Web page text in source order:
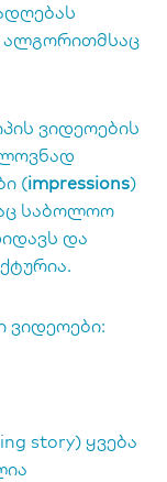
ალგორითმსაც
ვიდეოების
(impressions)
საბოლოო
და
story) ყვება